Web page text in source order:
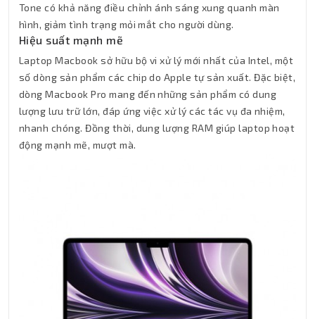
Tone có khả năng điều chỉnh ánh sáng xung quanh màn
hình, giảm tình trạng mỏi mắt cho người dùng.
Hiệu suất mạnh mẽ
Laptop Macbook sở hữu bộ vi xử lý mới nhất của Intel, một
số dòng sản phẩm các chip do Apple tự sản xuất. Đặc biệt,
dòng Macbook Pro mang đến những sản phẩm có dung
lượng lưu trữ lớn, đáp ứng việc xử lý các tác vụ đa nhiệm,
nhanh chóng. Đồng thời, dung lượng RAM giúp laptop hoạt
động mạnh mẽ, mượt mà.